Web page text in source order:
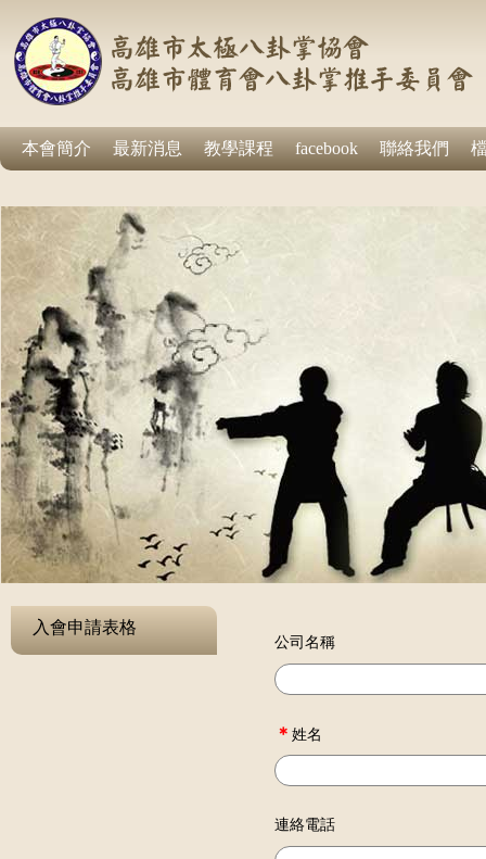
本會簡介 最新消息 教學課程 facebook 聯絡我們
入會申請表格
公司名稱
＊ 姓名
連絡電話